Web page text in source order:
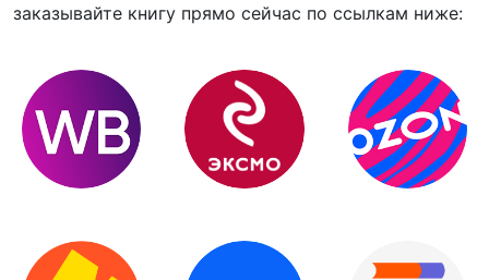
заказывайте книгу прямо сейчас по ссылкам ниже: